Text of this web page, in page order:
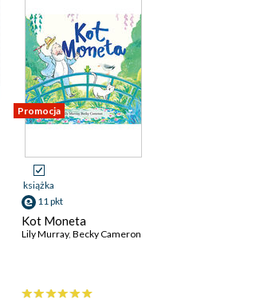
Promocja
książka
11 pkt
Kot Moneta
Lily Murray, Becky Cameron